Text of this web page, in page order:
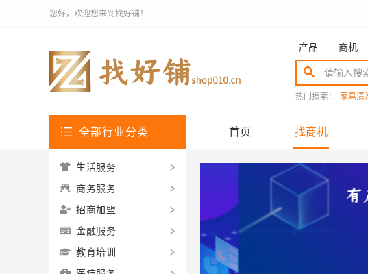
您好，欢迎您来到找好铺！
产品 商机
热门搜索： 家具清
全部行业分类 首页 找商机
生活服务
商务服务
招商加盟
金融服务
教育培训